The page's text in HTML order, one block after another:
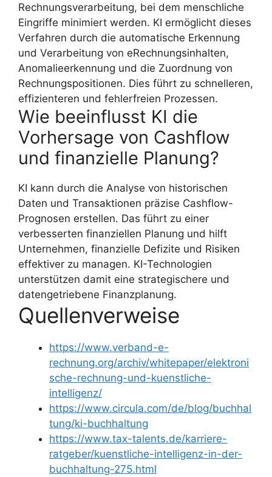
Rechnungsverarbeitung, bei dem menschliche
Eingriffe minimiert werden. KI ermöglicht dieses
Verfahren durch die automatische Erkennung
und Verarbeitung von eRechnungsinhalten,
Anomalieerkennung und die Zuordnung von
Rechnungspositionen. Dies führt zu schnelleren,
effizienteren und fehlerfreien Prozessen.
Wie beeinflusst KI die
Vorhersage von Cashflow
und finanzielle Planung?
KI kann durch die Analyse von historischen
Daten und Transaktionen präzise Cashflow-
Prognosen erstellen. Das führt zu einer
verbesserten finanziellen Planung und hilft
Unternehmen, finanzielle Defizite und Risiken
effektiver zu managen. KI-Technologien
unterstützen damit eine strategischere und
datengetriebene Finanzplanung.
Quellenverweise
https://www.verband-e-
rechnung.org/archiv/whitepaper/elektroni
sche-rechnung-und-kuenstliche-
intelligenz/
https://www.circula.com/de/blog/buchhal
tung/ki-buchhaltung
https://www.tax-talents.de/karriere-
ratgeber/kuenstliche-intelligenz-in-der-
buchhaltung-275.html